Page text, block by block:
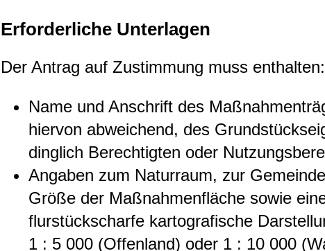
Erforderliche Unterlagen
Der Antrag auf Zustimmung muss enthalten:
Name und Anschrift des
hiervon abweichend, des
dinglich Berechtigten oder
Angaben zum Naturraum, zur
Größe der Maßnahmenfläche sowie
flurstückscharfe kartografische
1 : 5 000 (Offenland) oder 1 : 10 000